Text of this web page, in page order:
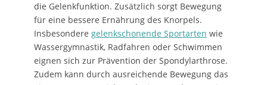
die Gelenkfunktion. Zusätzlich sorgt Bewegung
für eine bessere Ernährung des Knorpels.
Insbesondere gelenkschonende Sportarten wie
Wassergymnastik, Radfahren oder Schwimmen
eignen sich zur Prävention der Spondylarthrose.
Zudem kann durch ausreichende Bewegung das